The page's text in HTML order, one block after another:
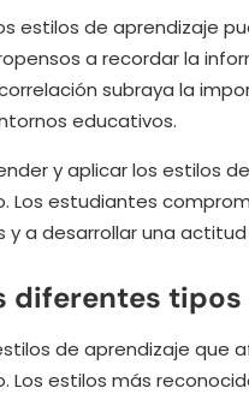
estilos de aprendizaje
a recordar la
subraya la
educativos.
y aplicar los estilos
Los estudiantes
a desarrollar una
diferentes
de aprendizaje
estilos más